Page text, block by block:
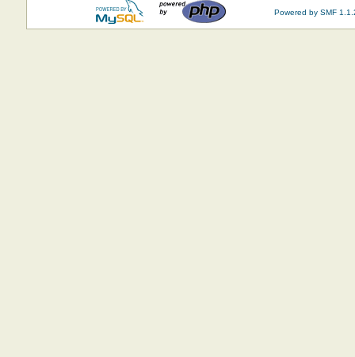
Powered by SMF